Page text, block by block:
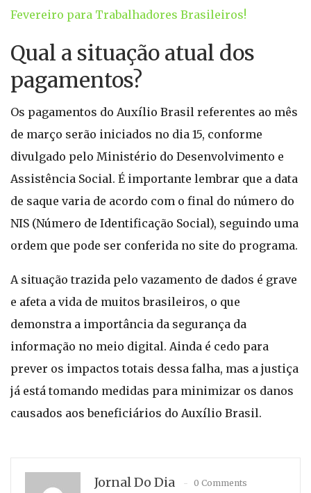
Fevereiro para Trabalhadores Brasileiros!
Qual a situação atual dos
pagamentos?
Os pagamentos do Auxílio Brasil referentes ao mês
de março serão iniciados no dia 15, conforme
divulgado pelo Ministério do Desenvolvimento e
Assistência Social. É importante lembrar que a data
de saque varia de acordo com o final do número do
NIS (Número de Identificação Social), seguindo uma
ordem que pode ser conferida no site do programa.
A situação trazida pelo vazamento de dados é grave
e afeta a vida de muitos brasileiros, o que
demonstra a importância da segurança da
informação no meio digital. Ainda é cedo para
prever os impactos totais dessa falha, mas a justiça
já está tomando medidas para minimizar os danos
causados aos beneficiários do Auxílio Brasil.
Jornal Do Dia 0 Comments